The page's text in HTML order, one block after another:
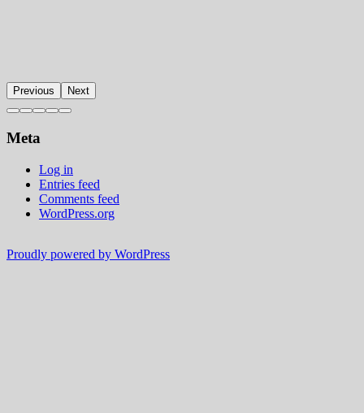
Previous Next
Meta
Log in
Entries feed
Comments feed
WordPress.org
Proudly powered by WordPress